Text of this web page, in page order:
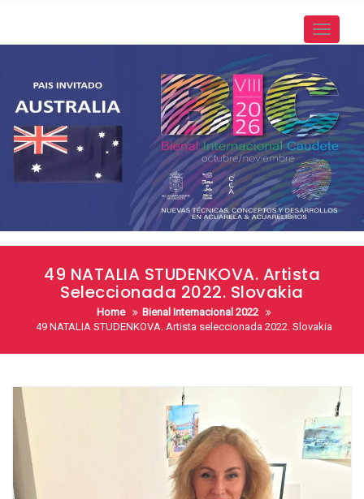
Toggle
49 NATALIA STUDENKOVA. Artista
Seleccionada 2022. Slovakia
Home
Bienal Internacional 2022
49 NATALIA STUDENKOVA. Artista seleccionada 2022. Slovakia